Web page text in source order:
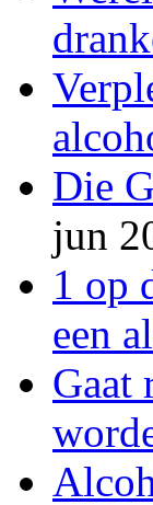
Die
jun
1 op
een
Gaat